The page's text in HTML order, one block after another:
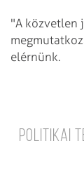
"A közvetlen
elérnünk.
Politikai